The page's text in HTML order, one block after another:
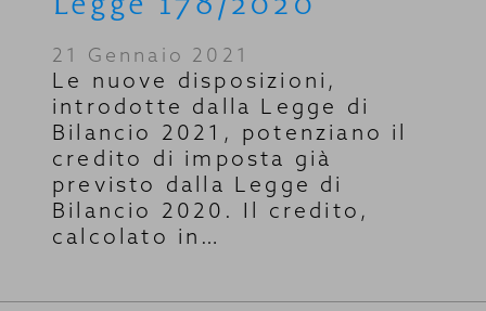
21 Gennaio 2021
Le nuove disposizioni,
introdotte dalla Legge di
Bilancio 2021, potenziano il
credito di imposta già
previsto dalla Legge di
Bilancio 2020. Il credito,
calcolato in…